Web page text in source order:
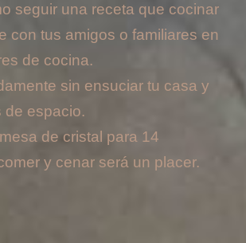
seguir una receta que cocinar
con tus amigos o familiares en
de cocina.
sin ensuciar tu casa y
de espacio.
de cristal para 14
y cenar será un placer.